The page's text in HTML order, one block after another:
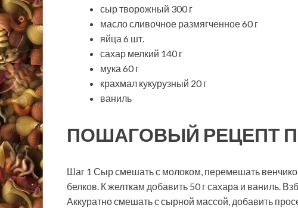
сыр творожный 300 г
масло сливочное размягченное 60 г
яйца 6 шт.
сахар мелкий 140 г
мука 60 г
крахмал кукурузный 20 г
ваниль
ПОШАГОВЫЙ РЕЦЕПТ
Шаг 1 Сыр смешать с молоком, перемешать
белков. К желткам добавить 50 г сахара и ваниль.
Аккуратно смешать с сырной массой, добавить